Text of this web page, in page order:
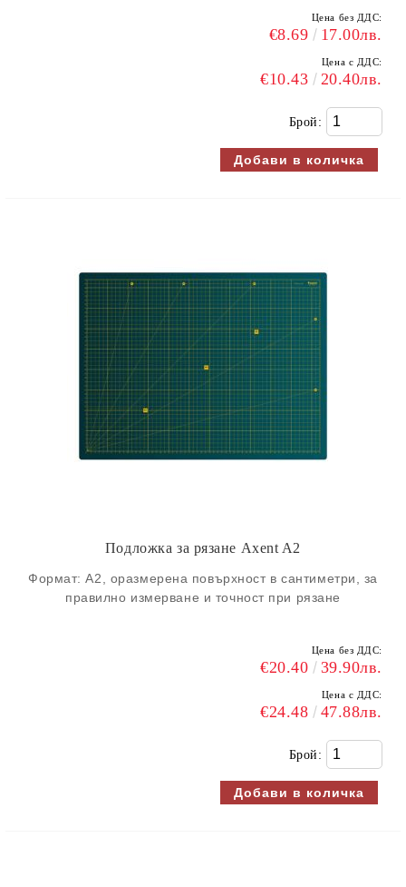
Цена без ДДС:
€8.69 17.00лв.
Цена с ДДС:
€10.43 20.40лв.
Брой:
Подложка за рязане Axent A2
Формат: A2, oразмерена повърхност в сантиметри, за
правилно измерване и точност при рязане
Цена без ДДС:
€20.40 39.90лв.
Цена с ДДС:
€24.48 47.88лв.
Брой: